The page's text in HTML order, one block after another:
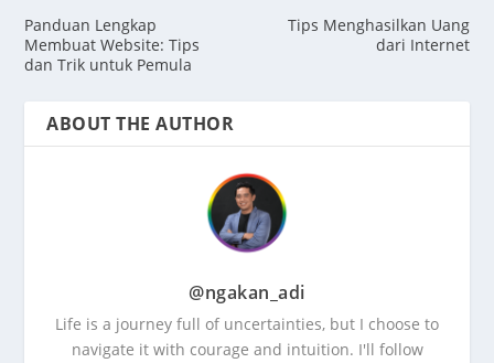
Panduan Lengkap
Membuat Website: Tips
dan Trik untuk Pemula
Tips Menghasilkan Uang
dari Internet
ABOUT THE AUTHOR
@ngakan_adi
Life is a journey full of uncertainties, but I choose to
navigate it with courage and intuition. I'll follow